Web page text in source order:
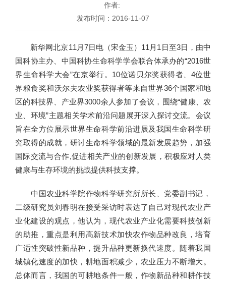
作者:
发布时间：2016-11-07
新华网北京11月7日电（宋金玉）11月1日至3日，由中
国科协主办、中国科协生命科学学会联合体承办的“2016世
界生命科学大会”在京举行。10位诺贝尔奖获得者、4位世
界粮食奖和沃尔夫农业奖获得者等来自世界36个国家和地
区的科技界、产业界3000余人参加了会议，围绕“健康、农
业、环境”主题相关学术前沿问题展开深入探讨交流。会议
旨在全方位展示世界生命科学前沿进展及我国生命科学研
究取得的成就，研讨生命科学领域的最新发展趋势，加强
国际交流与合作,促进相关产业的创新发展，积极应对人类
健康与生存环境的挑战提供科技支撑。
中国农业科学院作物科学研究所所长、党委副书记，
二级研究员刘春明在接受采访时表达了自己对现代农业产
业化建设的观点，他认为，现代农业产业化需要科技创新
的助推，重点是利用高新技术加快农作物品种改良，培育
广适性突破性新品种，提升品种更新换代速度。随着我国
城镇化速度的加快，耕地面积减少，农业压力不断增大。
总体而言，我国的可耕地条件一般，作物新品种和耕作技